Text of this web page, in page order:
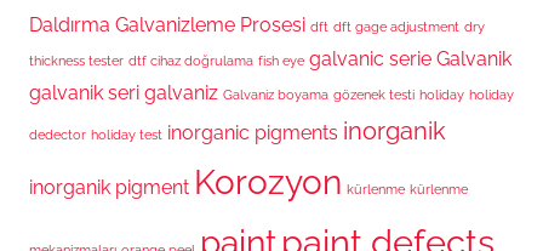
Daldırma Galvanizleme Prosesi dft dft gage adjustment dry
thickness tester dtf cihaz doğrulama fish eye galvanic serie Galvanik
galvanik seri galvaniz Galvaniz boyama gözenek testi holiday holiday
dedector holiday test inorganic pigments inorganik
inorganik pigment Korozyon kürlenme kürlenme
paint paint defects